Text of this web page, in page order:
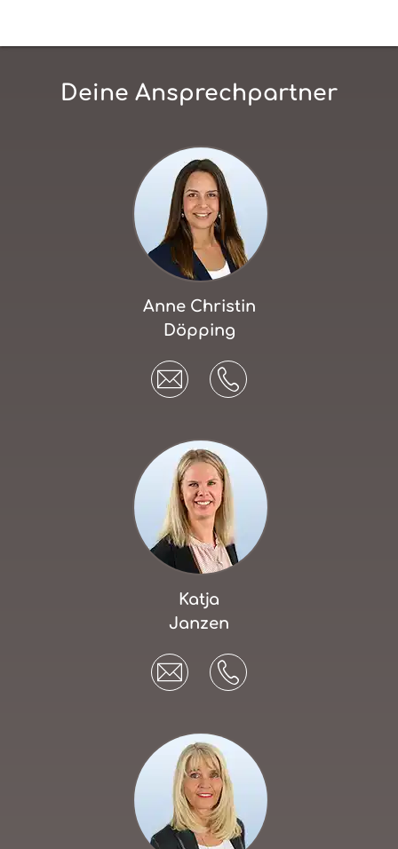
Deine Ansprechpartner
Anne Christin
Döpping
Katja
Janzen